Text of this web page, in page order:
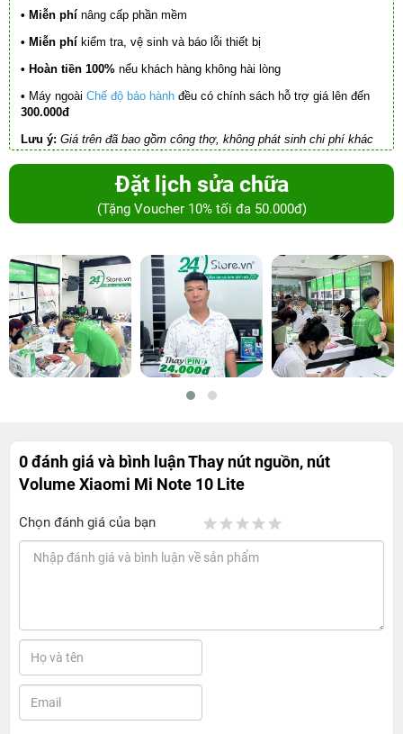
• Miễn phí nâng cấp phần mềm
• Miễn phí kiểm tra, vệ sinh và báo lỗi thiết bị
• Hoàn tiền 100% nếu khách hàng không hài lòng
• Máy ngoài Chế độ bảo hành đều có chính sách hỗ trợ giá lên đến
300.000đ
Lưu ý: Giá trên đã bao gồm công thợ, không phát sinh chi phí khác
Đặt lịch sửa chữa
(Tặng Voucher 10% tối đa 50.000đ)
0 đánh giá và bình luậnThay nút nguồn, nút
Volume Xiaomi Mi Note 10 Lite
Chọn đánh giá của bạn